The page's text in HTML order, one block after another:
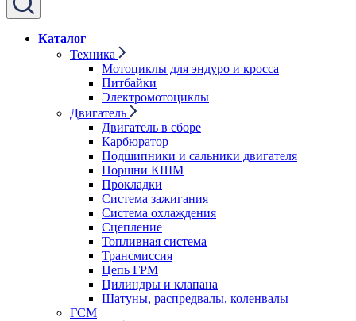
Каталог
Техника
Мотоциклы для эндуро и кросса
Питбайки
Электромотоциклы
Двигатель
Двигатель в сборе
Карбюратор
Подшипники и сальники двигателя
Поршни КШМ
Прокладки
Система зажигания
Система охлаждения
Сцепление
Топливная система
Трансмиссия
Цепь ГРМ
Цилиндры и клапана
Шатуны, распредвалы, коленвалы
ГСМ